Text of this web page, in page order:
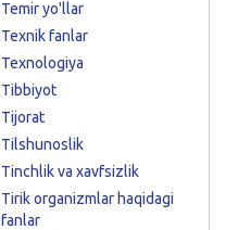
Temir yo'llar
Texnik fanlar
Texnologiya
Tibbiyot
Tijorat
Tilshunoslik
Tinchlik va xavfsizlik
Tirik organizmlar haqidagi
fanlar